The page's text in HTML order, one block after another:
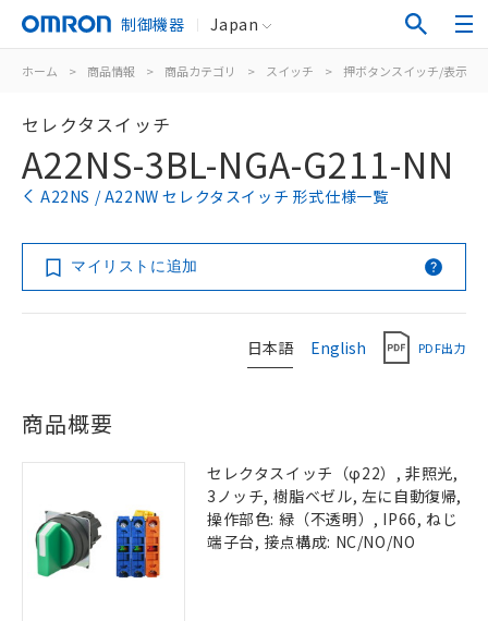
制御機器 Japan
ホーム > 商品情報 > 商品カテゴリ > スイッチ > 押ボタンスイッチ/表示灯
セレクタスイッチ
A22NS-3BL-NGA-G211-NN
A22NS / A22NW セレクタスイッチ 形式仕様一覧
マイリストに追加
日本語 English PDF出力
商品概要
セレクタスイッチ（φ22）, 非照光,
3ノッチ, 樹脂ベゼル, 左に自動復帰,
操作部色: 緑（不透明）, IP66, ねじ
端子台, 接点構成: NC/NO/NO